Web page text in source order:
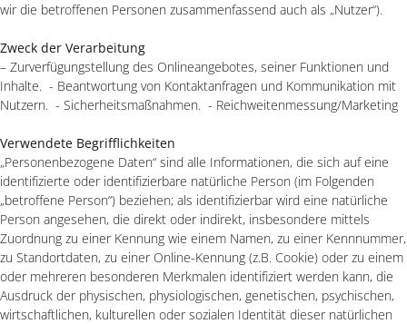
wir die betroffenen Personen zusammenfassend auch als „Nutzer“).
Zweck der Verarbeitung
– Zurverfügungstellung des Onlineangebotes, seiner Funktionen und
Inhalte. - Beantwortung von Kontaktanfragen und Kommunikation mit
Nutzern. - Sicherheitsmaßnahmen. - Reichweitenmessung/Marketing
Verwendete Begrifflichkeiten
„Personenbezogene Daten“ sind alle Informationen, die sich auf eine
identifizierte oder identifizierbare natürliche Person (im Folgenden
„betroffene Person“) beziehen; als identifizierbar wird eine natürliche
Person angesehen, die direkt oder indirekt, insbesondere mittels
Zuordnung zu einer Kennung wie einem Namen, zu einer Kennnummer,
zu Standortdaten, zu einer Online-Kennung (z.B. Cookie) oder zu einem
oder mehreren besonderen Merkmalen identifiziert werden kann, die
Ausdruck der physischen, physiologischen, genetischen, psychischen,
wirtschaftlichen, kulturellen oder sozialen Identität dieser natürlichen